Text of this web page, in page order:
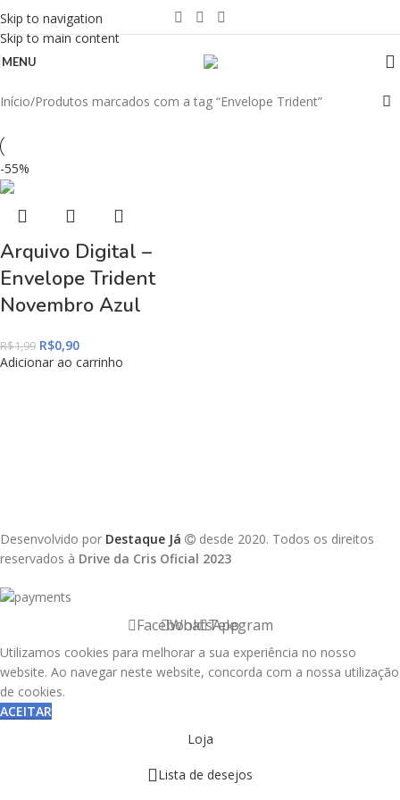
Skip to navigation
Skip to main content
MENU
Início Produtos marcados com a tag “Envelope Trident”
-55%
Arquivo Digital –
Envelope Trident
Novembro Azul
R$1,99 R$0,90
Adicionar ao carrinho
Desenvolvido por Destaque Já
desde 2020. Todos os direitos
reservados à Drive da Cris Oficial 2023
FacebookWhatsAppTelegram
Utilizamos cookies para melhorar a sua experiência no nosso
website. Ao navegar neste website, concorda com a nossa utilização
de cookies.
ACEITAR
Loja
Lista de desejos